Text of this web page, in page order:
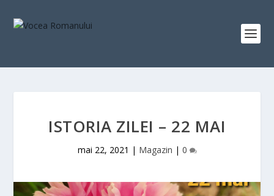
ISTORIA ZILEI – 22 MAI
mai 22, 2021 | Magazin | 0